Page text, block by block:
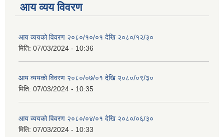
आय व्यय विवरण
आय व्ययको विवरण २०८०/१०/०१ देखि २०८०/१२/३०
मिति: 07/03/2024 - 10:36
आय व्ययको विवरण २०८०/०७/०१ देखि २०८०/०९/३०
मिति: 07/03/2024 - 10:35
आय व्ययको विवरण २०८०/०४/०१ देखि २०८०/०६/३०
मिति: 07/03/2024 - 10:33